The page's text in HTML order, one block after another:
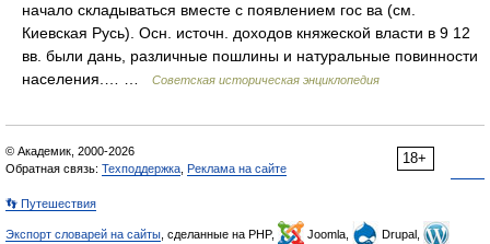
начало складываться вместе с появлением гос ва (см.
Киевская Русь). Осн. источн. доходов княжеской власти в 9 12
вв. были дань, различные пошлины и натуральные повинности
населения.… …
Советская историческая энциклопедия
18+
© Академик, 2000-2026
Обратная связь: Техподдержка Реклама на сайте
👣 Путешествия
Экспорт словарей на сайты , сделанные на PHP, Joomla,
Drupal,